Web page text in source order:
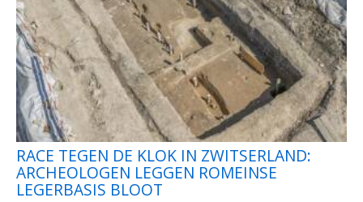
RACE TEGEN DE KLOK IN ZWITSERLAND:
ARCHEOLOGEN LEGGEN ROMEINSE
LEGERBASIS BLOOT